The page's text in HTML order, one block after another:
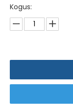
Kogus: